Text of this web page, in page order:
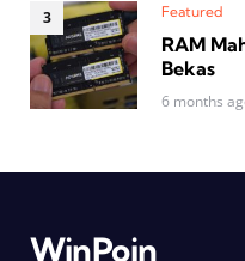
Featured
RAM
Bekas
6 months
WinPoin